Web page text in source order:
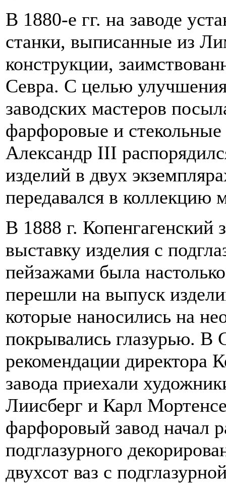
В 1880-е гг. на заводе
станки, выписанные из
конструкции,
Севра. С целью
заводских мастеров
фарфоровые и
Александр III
изделий в двух
передавался в коллекцию
В 1888 г. Копенгагенский
выставку изделия с
пейзажами была
перешли на выпуск
которые наносились на
покрывались глазурью. В
рекомендации директора
завода приехали
Лиисберг и Карл
фарфоровый завод начал
подглазурного
двухсот ваз с